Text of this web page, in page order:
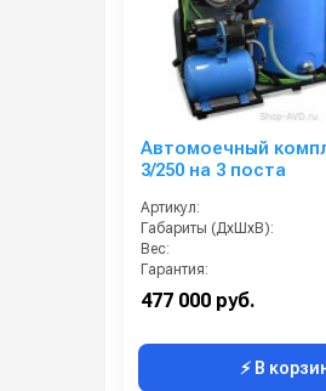
Автомоечный
3/250 на 3 поста
Артикул:
Габариты (ДхШхВ):
Вес:
Гарантия:
477 000 руб.
⚡ В